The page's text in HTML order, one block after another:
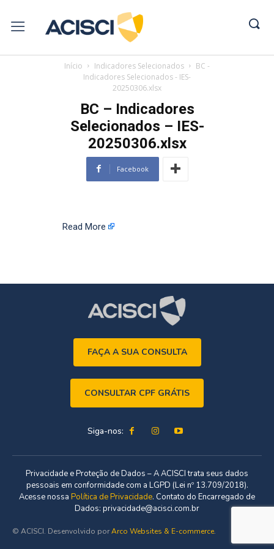
Início Indicadores Selecionados
BC -
Indicadores Selecionados - IES-
20250306.xlsx
BC – Indicadores
Selecionados – IES-
20250306.xlsx
Facebook
Read More
FAÇA A SUA CONSULTA
CONSULTAR CPF GRÁTIS
Siga-nos:
Privacidade e Proteção de Dados – A ACISCI trata seus dados
pessoais em conformidade com a LGPD (Lei nº 13.709/2018).
Acesse nossa Política de Privacidade. Contato do Encarregado de
Dados: privacidade@acisci.com.br
© ACISCI. Desenvolvido porArco Websites & E-commerce.